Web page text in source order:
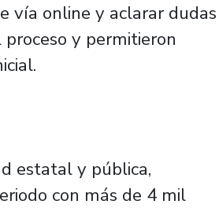
vía online y aclarar dudas
y permitieron
estatal y pública,
con más de 4 mil